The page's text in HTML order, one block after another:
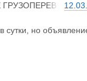
сутки, но